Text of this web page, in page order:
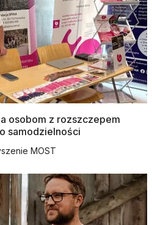
osobom z rozszczepem
samodzielności
MOST